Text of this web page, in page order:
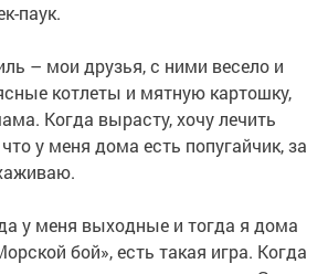
паук.
– мои друзья, с ними весело и
котлеты и мятную картошку,
Когда вырасту, хочу лечить
у меня дома есть попугайчик, за
у меня выходные и тогда я дома
бой», есть такая игра. Когда